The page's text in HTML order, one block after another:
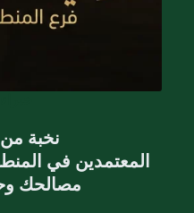
نخبة
المعتمدين في
مصالحك